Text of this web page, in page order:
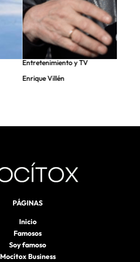
Entretenimiento y TV
Enrique Villén
PÁGINAS
Inicio
Famosos
Soy famoso
Mocítox Business